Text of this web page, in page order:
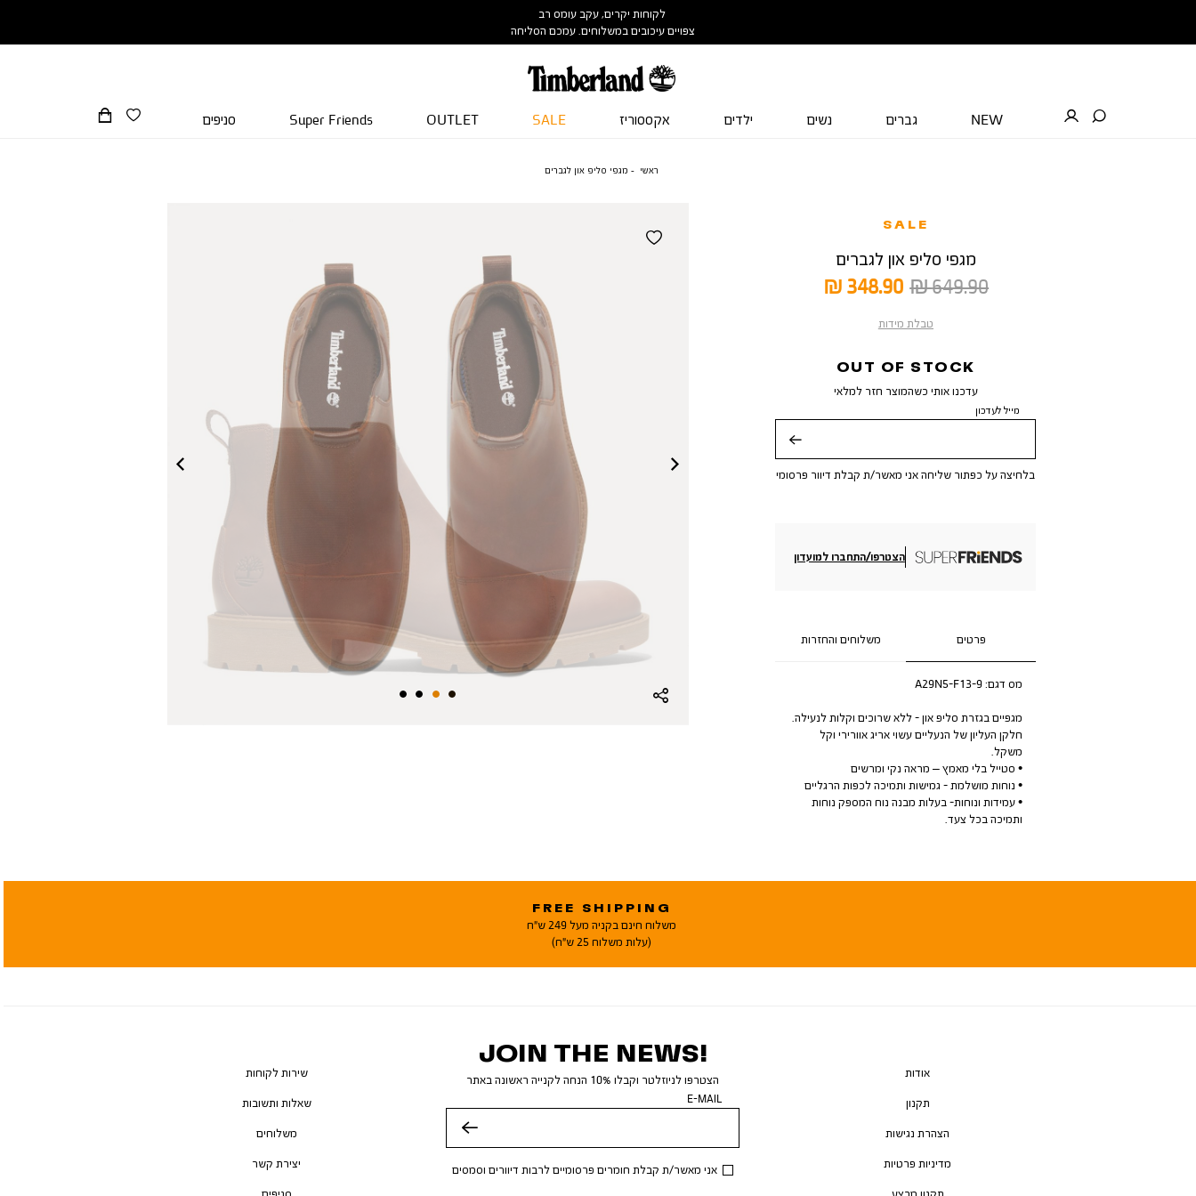
לקוחות יקרים, עקב עומס רב
צפויים עיכובים במשלוחים. עמכם הסליחה
NEW גברים נשים ילדים אקססוריז SALE
OUTLET
Super Friends סניפים
ראשי מגפי סליפ און לגברים
SALE
מגפי סליפ און לגברים
מחיר
348.90 ₪
מחיר
649.90 ₪
טבלת מידות
OUT OF STOCK
עדכנו אותי כשהמוצר חזר למלאי
מייל לעדכון
בלחיצה על כפתור שליחה אני מאשר/ת קבלת דיוור פרסומי
הצטרפו/התחברו למועדון
פרטים משלוחים והחזרות
מס דגם:A29N5-F13-9
מגפיים בגזרת סליפ און - ללא שרוכים וקלות לנעילה.
חלקן העליון של הנעליים עשוי אריג אוורירי וקל
משקל.
• סטייל בלי מאמץ – מראה נקי ומרשים
• נוחות מושלמת - גמישות ותמיכה לכפות הרגליים
• עמידות ונוחות- בעלות מבנה נוח המספק נוחות
ותמיכה בכל צעד.
FREE SHIPPING
משלוח חינם בקניה מעל 249 ש"ח
(עלות משלוח 25 ש"ח)
JOIN THE NEWS!
הצטרפו לניוזלטר וקבלו 10% הנחה לקנייה ראשונה באתר
E-MAIL
אני מאשר/ת קבלת חומרים פרסומיים לרבות דיוורים וסמסים
אודות
תקנון
הצהרת נגישות
מדיניות פרטיות
תקנון מבצע
שירות לקוחות
שאלות ותשובות
משלוחים
יצירת קשר
סניפים